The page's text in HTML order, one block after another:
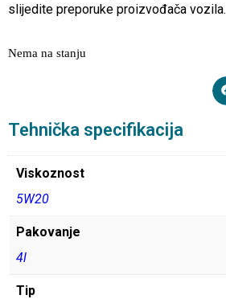
slijedite preporuke proizvođača vozila.
Nema na stanju
Tehnička specifikacija
Viskoznost
5W20
Pakovanje
4l
Tip